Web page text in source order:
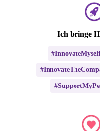
Ich bringe
#InnovateMyself